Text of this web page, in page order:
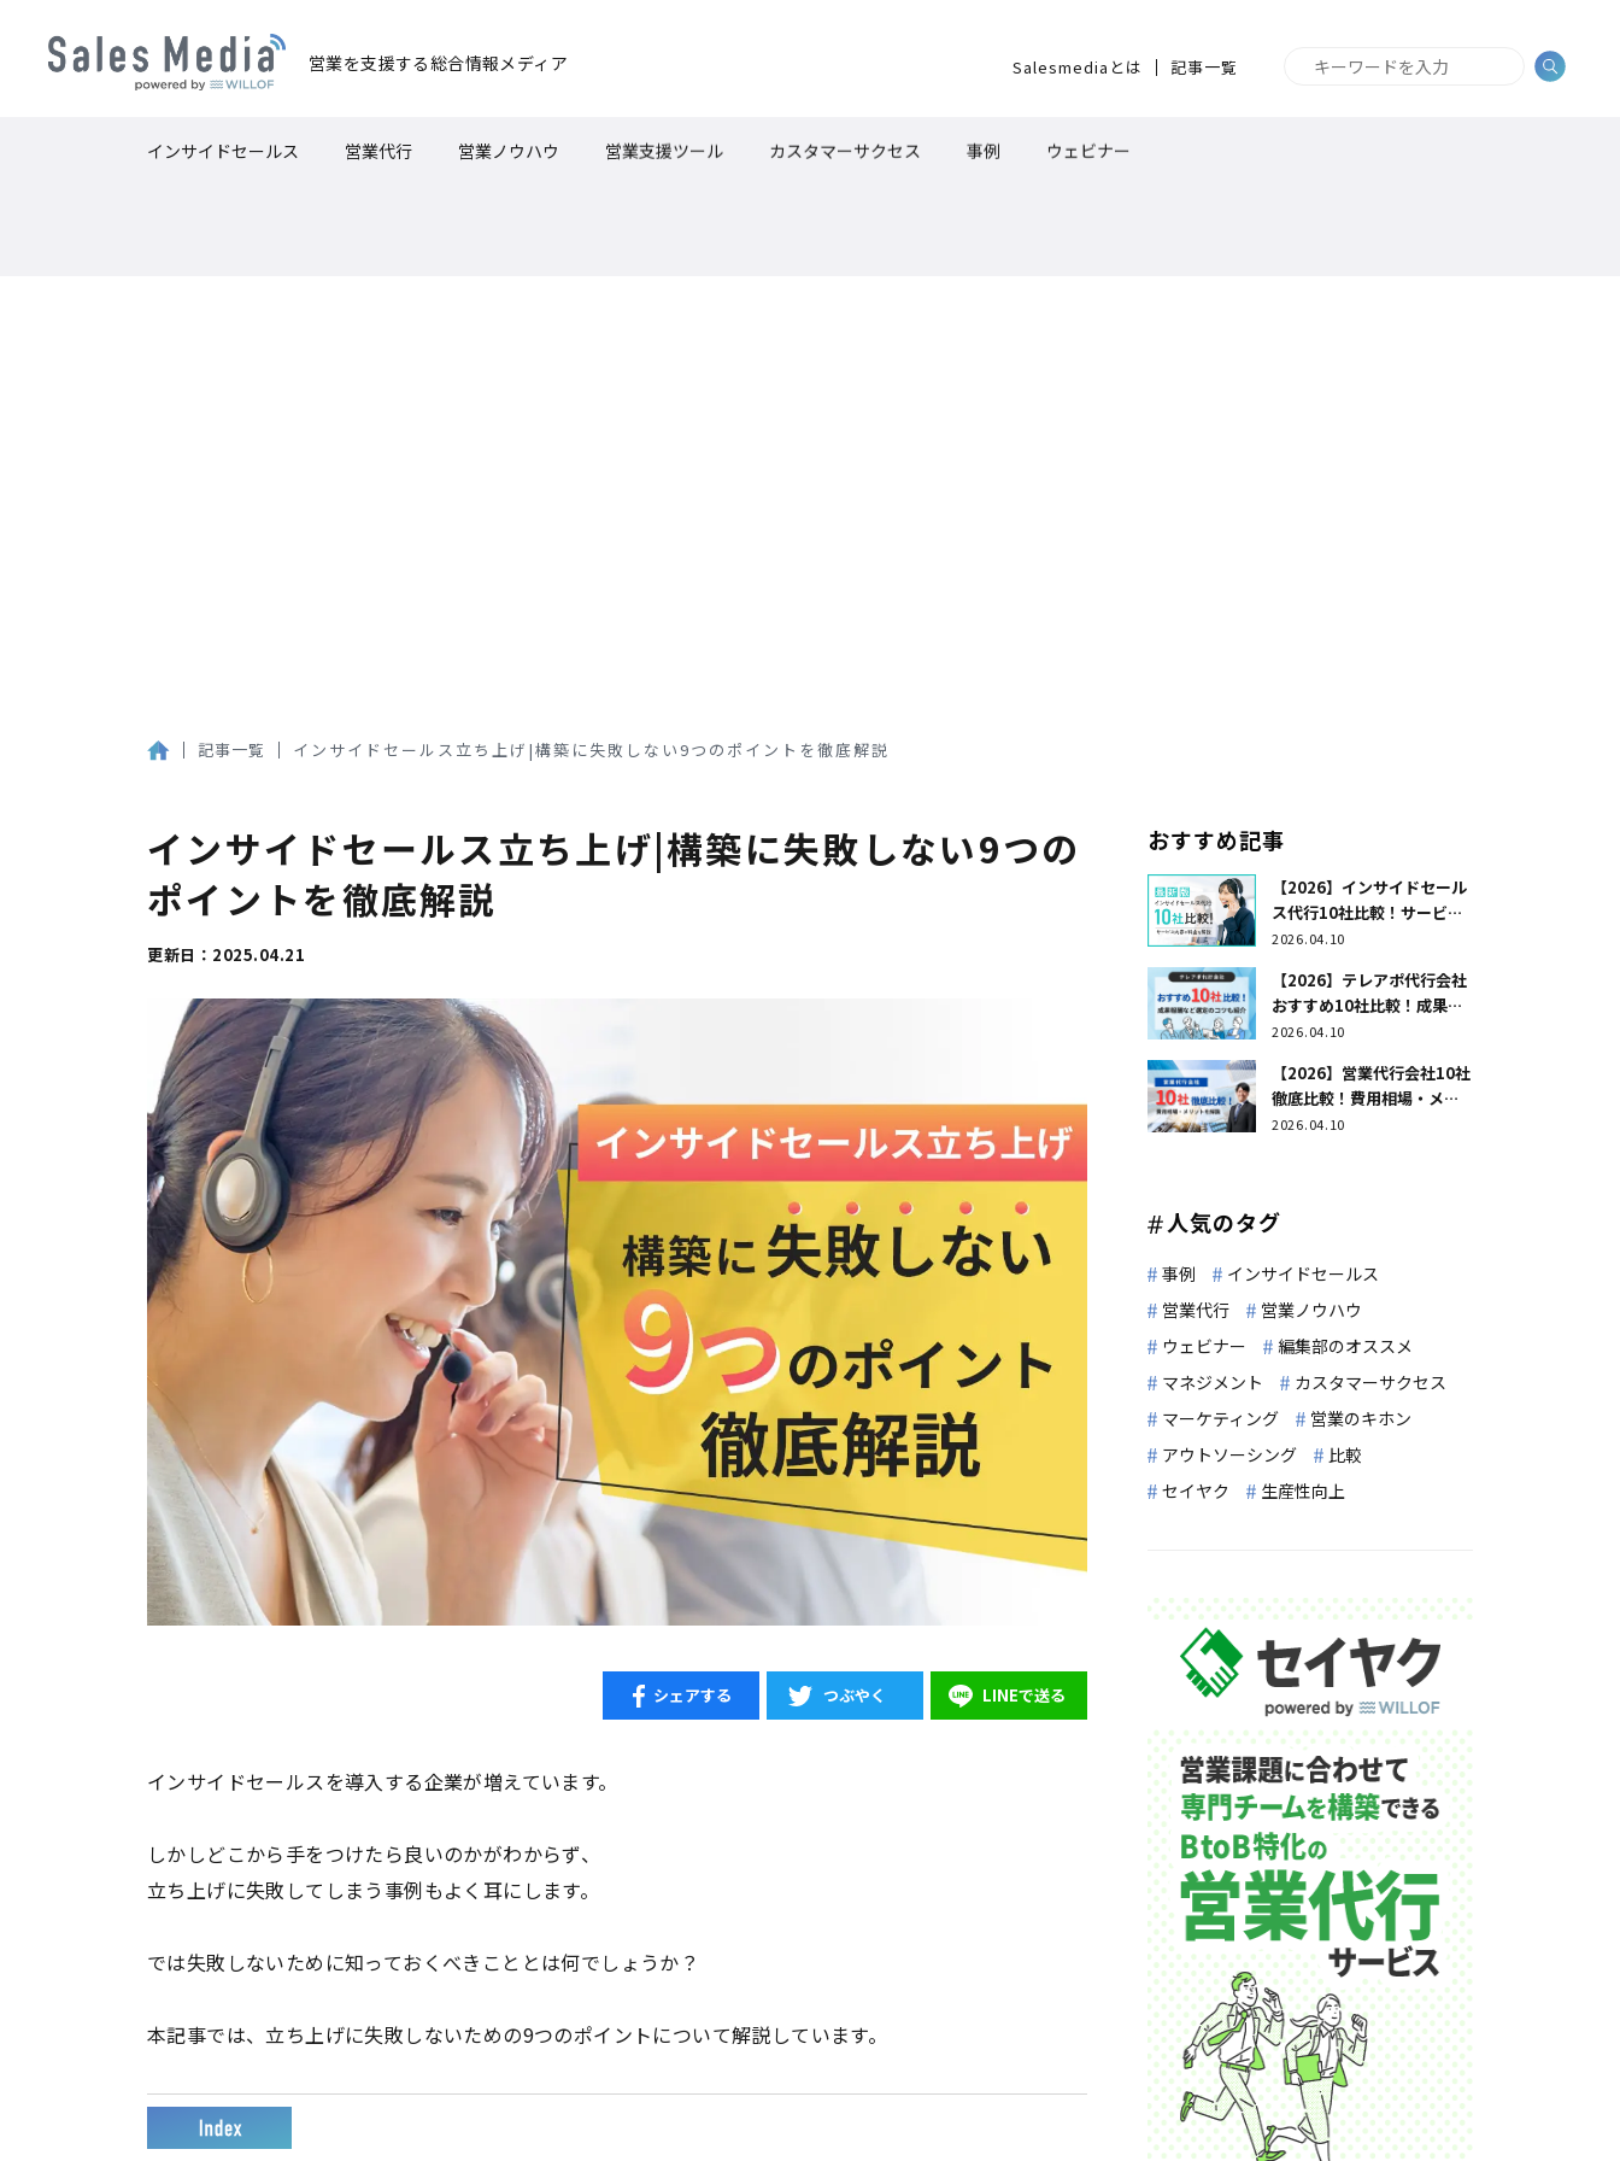
営業を支援する総合情報メディア Salesmediaとは 記事一覧
インサイドセールス 営業代行 営業ノウハウ 営業支援ツール カスタマーサクセス 事例 ウェビナー
記事一覧 インサイドセールス立ち上げ|構築に失敗しない9つのポイントを徹底解説
インサイドセールス立ち上げ|構築に失敗しない9つの
ポイントを徹底解説
更新日：2025.04.21
シェアする つぶやく LINEで送る
インサイドセールスを導入する企業が増えています。
しかしどこから手をつけたら良いのかがわからず、
立ち上げに失敗してしまう事例もよく耳にします。
では失敗しないために知っておくべきこととは何でしょうか？
本記事では、立ち上げに失敗しないための9つのポイントについて解説しています。
おすすめ記事
【2026】インサイドセール
ス代行10社比較！サービス
内容や料金を解説
2026.04.10
【2026】テレアポ代行会社
おすすめ10社比較！成果報
酬など選定のコツも紹介
2026.04.10
【2026】営業代行会社10社
徹底比較！費用相場・メリ
ットを解説
2026.04.10
人気のタグ
事例
インサイドセールス
営業代行
営業ノウハウ
ウェビナー
編集部のオススメ
マネジメント
カスタマーサクセス
マーケティング
営業のキホン
アウトソーシング
比較
セイヤク
生産性向上